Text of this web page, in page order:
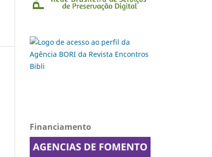
Financiamento